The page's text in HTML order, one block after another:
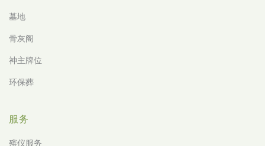
墓地
骨灰阁
神主牌位
环保葬
服务
殡仪服务